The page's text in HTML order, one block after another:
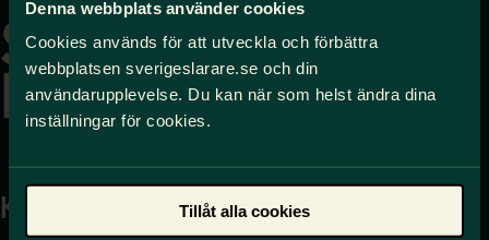
Denna webbplats använder cookies
Cookies används för att utveckla och förbättra
webbplatsen sverigeslarare.se och din
användarupplevelse. Du kan när som helst ändra dina
inställningar för cookies.
Tillåt alla cookies
startsidan
Kontakta Press